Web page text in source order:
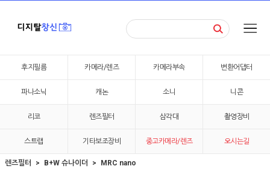
후지필름 카메라/렌즈 카메라부속 변환어댑터
파나소닉 캐논 소니 니콘
리코 렌즈필터 삼각대 촬영장비
스트랩 기타보조장비 중고카메라/렌즈 오시는길
렌즈필터 B+W 슈나이더 MRC nano